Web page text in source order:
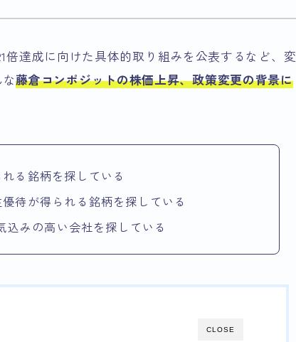
倍達成に向けた具体的取り組みを公表するなど、変
な藤倉コンポジットの株価上昇、政策変更の背景に
る銘柄を探している
待が得られる銘柄を探している
込みの高い会社を探している
CLOSE